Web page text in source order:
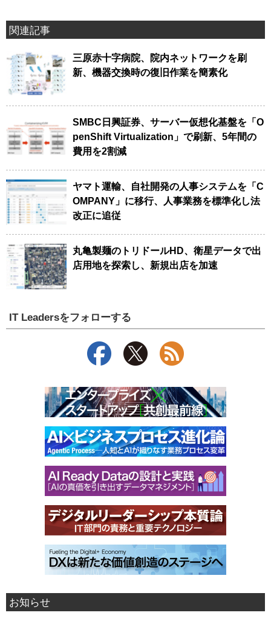
関連記事
三原赤十字病院、院内ネットワークを刷
新、機器交換時の復旧作業を簡素化
SMBC日興証券、サーバー仮想化基盤を「O
penShift Virtualization」で刷新、5年間の
費用を2割減
ヤマト運輸、自社開発の人事システムを「C
OMPANY」に移行、人事業務を標準化し法
改正に追従
丸亀製麺のトリドールHD、衛星データで出
店用地を探索し、新規出店を加速
IT Leadersをフォローする
お知らせ